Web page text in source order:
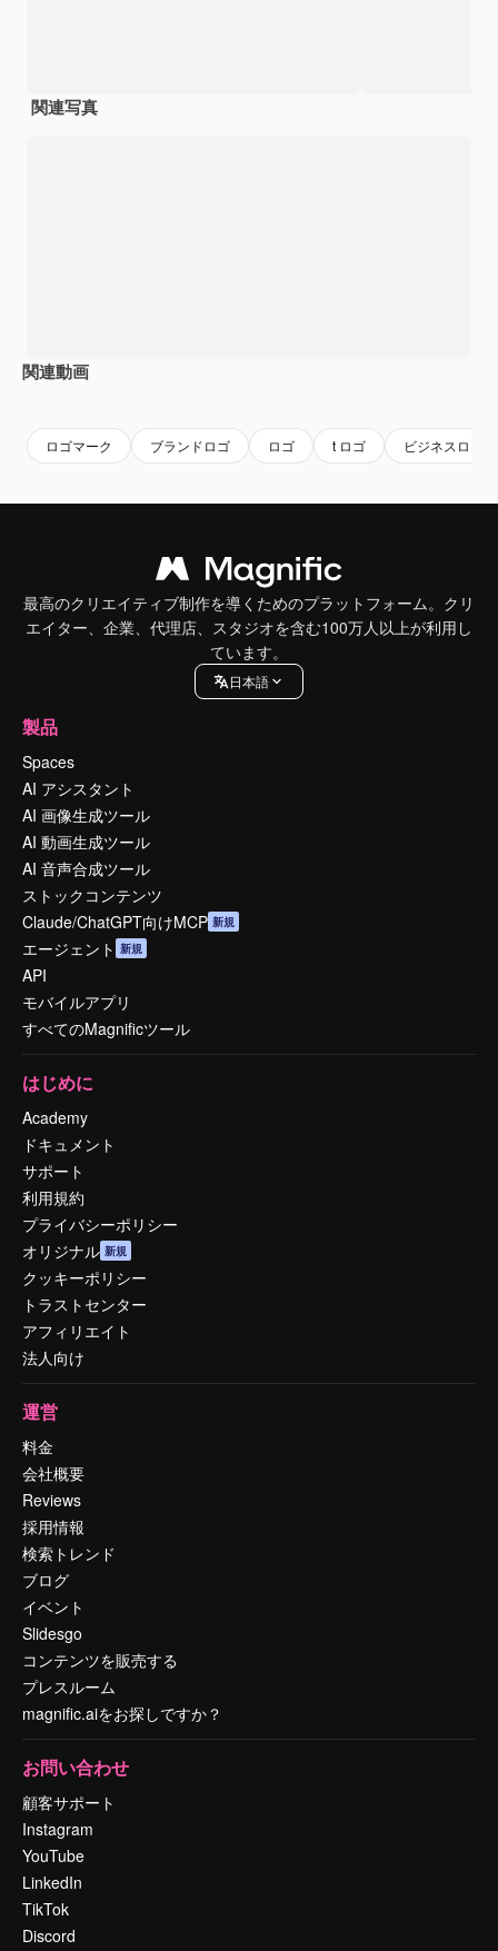
関連写真
関連動画
ロゴマーク ブランドロゴ ロゴ t ロゴ ビジネスロゴ
最高のクリエイティブ制作を導くためのプラットフォーム。クリ
エイター、企業、代理店、スタジオを含む100万人以上が利用し
ています。
日本語
製品
Spaces
AI アシスタント
AI 画像生成ツール
AI 動画生成ツール
AI 音声合成ツール
ストックコンテンツ
Claude/ChatGPT向けMCP 新規
エージェント 新規
API
モバイルアプリ
すべてのMagnificツール
はじめに
Academy
ドキュメント
サポート
利用規約
プライバシーポリシー
オリジナル 新規
クッキーポリシー
トラストセンター
アフィリエイト
法人向け
運営
料金
会社概要
Reviews
採用情報
検索トレンド
ブログ
イベント
Slidesgo
コンテンツを販売する
プレスルーム
magnific.aiをお探しですか？
お問い合わせ
顧客サポート
Instagram
YouTube
LinkedIn
TikTok
Discord